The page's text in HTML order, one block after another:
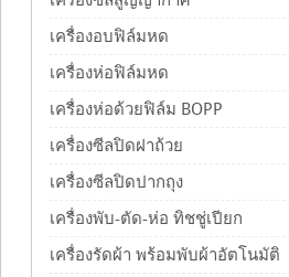
เครื่องอบฟิล์มหด
เครื่องห่อฟิล์มหด
เครื่องห่อด้วยฟิล์ม BOPP
เครื่องซีลปิดฝาถ้วย
เครื่องซีลปิดปากถุง
เครื่องพับ-ตัด-ห่อ ทิชชู่เปียก
เครื่องรัดผ้า พร้อมพับผ้าอัตโนมัติ